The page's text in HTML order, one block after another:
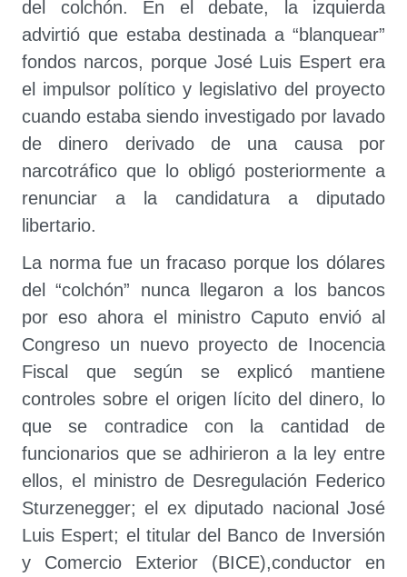
del colchón. En el debate, la izquierda
advirtió que estaba destinada a “blanquear”
fondos narcos, porque José Luis Espert era
el impulsor político y legislativo del proyecto
cuando estaba siendo investigado por lavado
de dinero derivado de una causa por
narcotráfico que lo obligó posteriormente a
renunciar a la candidatura a diputado
libertario.
La norma fue un fracaso porque los dólares
del “colchón” nunca llegaron a los bancos
por eso ahora el ministro Caputo envió al
Congreso un nuevo proyecto de Inocencia
Fiscal que según se explicó mantiene
controles sobre el origen lícito del dinero, lo
que se contradice con la cantidad de
funcionarios que se adhirieron a la ley entre
ellos, el ministro de Desregulación Federico
Sturzenegger; el ex diputado nacional José
Luis Espert; el titular del Banco de Inversión
y Comercio Exterior (BICE),conductor en